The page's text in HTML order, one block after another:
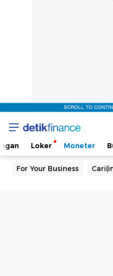
SCROLL TO
Loker Moneter
For Your Business